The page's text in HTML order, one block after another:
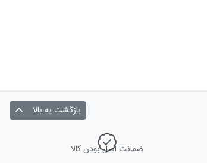
بازگشت به بالا
ضمانت اصل بودن کالا